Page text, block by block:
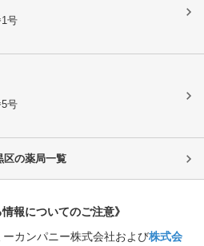
号
号
区の薬局一覧
情報についてのご注意》
カンパニー株式会社および株式会